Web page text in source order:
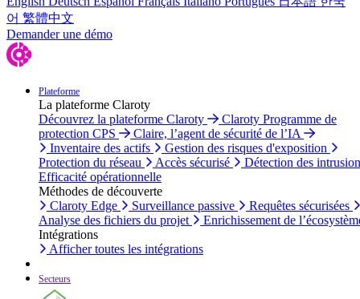
어 繁體中文
Demander une démo
Plateforme
La plateforme Claroty
Découvrez la plateforme Claroty
Claroty Programme de
protection CPS
Claire, l’agent de sécurité de l’IA
Inventaire des actifs
Gestion des risques d'exposition
Protection du réseau
Accès sécurisé
Détection des
Efficacité opérationnelle
Méthodes de découverte
Claroty Edge
Surveillance passive
Requêtes sécurisées
Analyse des fichiers du projet
Enrichissement de
Intégrations
Afficher toutes les intégrations
Secteurs